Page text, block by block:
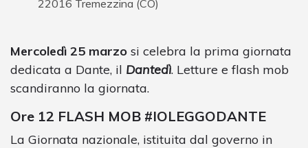
22016 Tremezzina (CO)
Mercoledì 25 marzo si celebra la prima giornata
dedicata a Dante, il Dantedì. Letture e flash mob
scandiranno la giornata.
Ore 12 FLASH MOB #IOLEGGODANTE
La Giornata nazionale, istituita dal governo in